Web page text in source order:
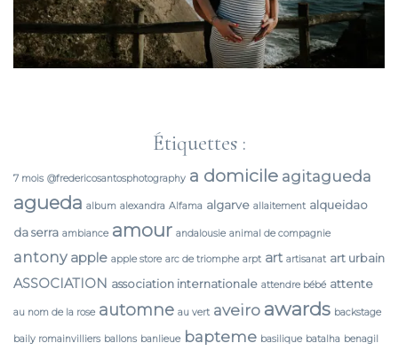
Étiquettes :
7 mois @fredericosantosphotography a domicile agitagueda
agueda album alexandra Alfama algarve allaitement alqueidao
da serra ambiance amour andalousie animal de compagnie
antony apple apple store arc de triomphe arpt art artisanat art urbain
ASSOCIATION association internationale attendre bébé attente
au nom de la rose automne au vert aveiro awards backstage
baily romainvilliers ballons banlieue bapteme basilique batalha benagil